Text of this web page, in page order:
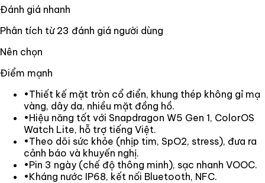
Đánh giá nhanh
Phân tích từ 23 đánh giá người dùng
Nên chọn
Điểm mạnh
•Thiết kế mặt tròn cổ điển, khung thép không gỉ mạ
vàng, dây da, nhiều mặt đồng hồ.
•Hiệu năng tốt với Snapdragon W5 Gen 1, ColorOS
Watch Lite, hỗ trợ tiếng Việt.
•Theo dõi sức khỏe (nhịp tim, SpO2, stress), đưa ra
cảnh báo và khuyến nghị.
•Pin 3 ngày (chế độ thông minh), sạc nhanh VOOC.
•Kháng nước IP68, kết nối Bluetooth, NFC.